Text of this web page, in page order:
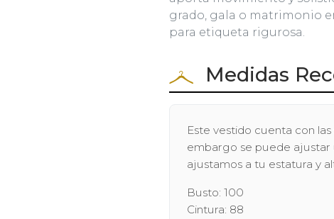
grado, gala o matrimonio
para etiqueta rigurosa.
Medidas
Este vestido cuenta con
embargo se puede ajustar
ajustamos a tu estatura y
Busto: 100
Cintura: 88